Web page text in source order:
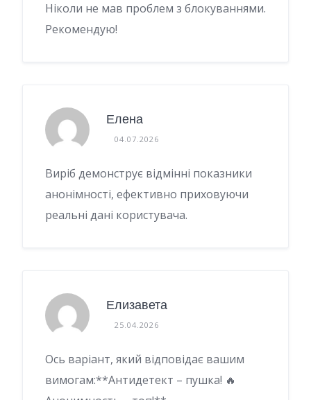
Ніколи не мав проблем з блокуваннями.
Рекомендую!
Елена
04.07.2026
Виріб демонструє відмінні показники
анонімності, ефективно приховуючи
реальні дані користувача.
Елизавета
25.04.2026
Ось варіант, який відповідає вашим
вимогам:**Антидетект – пушка! 🔥